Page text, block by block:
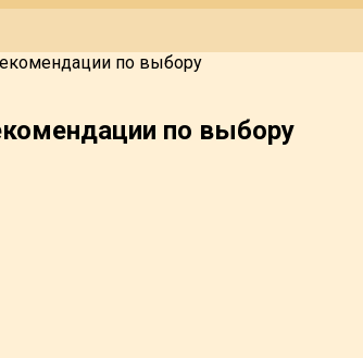
по выбору
по выбору